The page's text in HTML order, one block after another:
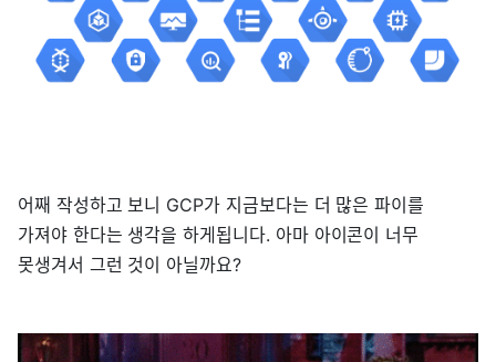
어째 작성하고 보니 GCP가 지금보다는 더 많은 파이를
가져야 한다는 생각을 하게됩니다. 아마 아이콘이 너무
못생겨서 그런 것이 아닐까요?